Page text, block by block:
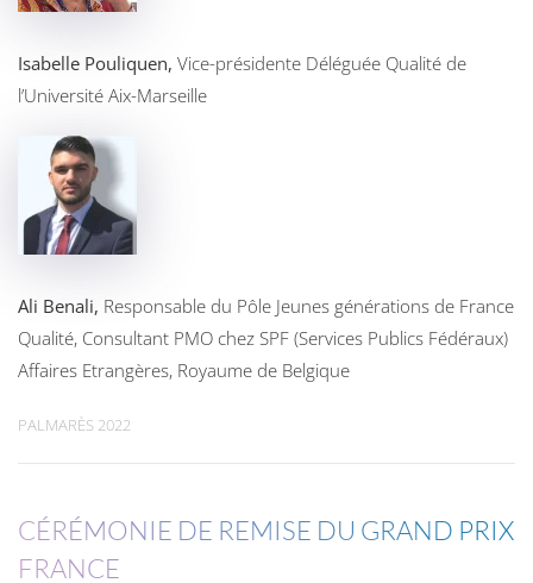
Isabelle Pouliquen, Vice-présidente Déléguée Qualité de
l’Université Aix-Marseille
Ali Benali, Responsable du Pôle Jeunes générations de France
Qualité, Consultant PMO chez SPF (Services Publics Fédéraux)
Affaires Etrangères, Royaume de Belgique
PALMARÈS 2022
CÉRÉMONIE DE REMISE DU GRAND PRIX
FRANCE